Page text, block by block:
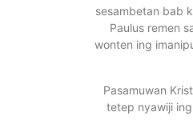
sesambetan bab
Paulus remen
wonten ing
Pasamuwan
tetep nyawiji